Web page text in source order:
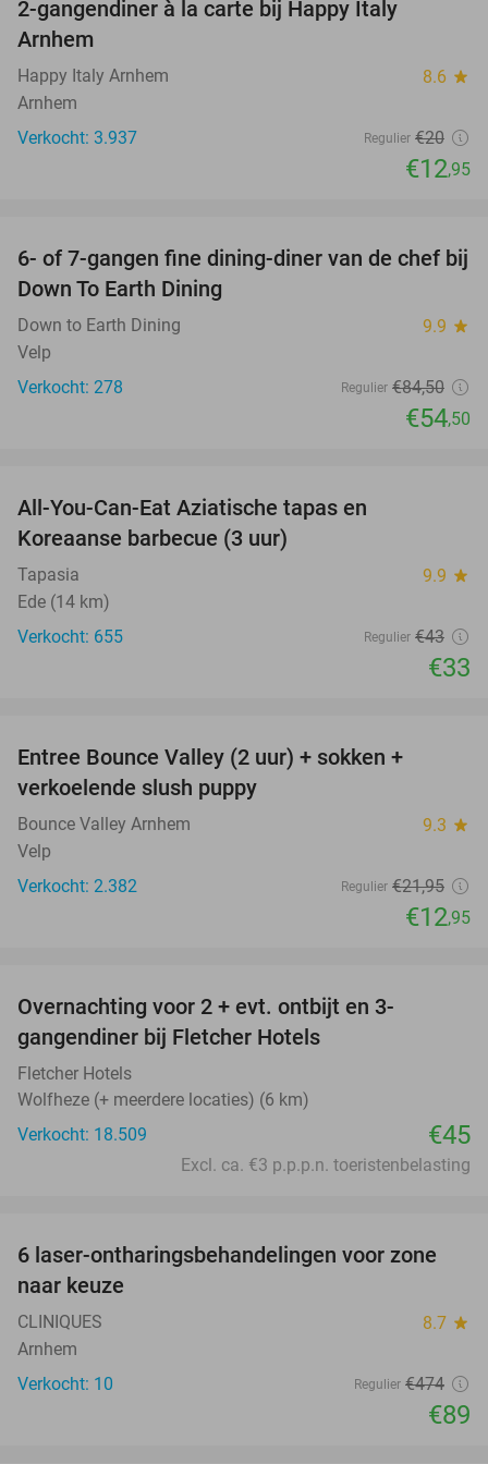
2-gangendiner à la carte bij Happy Italy
Arnhem
Happy Italy Arnhem 8.6 star
Arnhem
Verkocht: 3.937
Regulier €20
€12,95
36%
6- of 7-gangen fine dining-diner van de chef bij
Down To Earth Dining
Down to Earth Dining 9.9 star
Velp
Verkocht: 278
Regulier €84,50
€54,50
All-You-Can-Eat Aziatische tapas en
Koreaanse barbecue (3 uur)
Tapasia 9.9 star
Ede (14 km)
Verkocht: 655
Regulier €43
€33
Entree Bounce Valley (2 uur) + sokken +
verkoelende slush puppy
Bounce Valley Arnhem 9.3 star
Velp
Verkocht: 2.382
Regulier €21,95
€12,95
Overnachting voor 2 + evt. ontbijt en 3-
gangendiner bij Fletcher Hotels
Fletcher Hotels
Wolfheze (+ meerdere locaties) (6 km)
Verkocht: 18.509
€45
Excl. ca. €3 p.p.p.n. toeristenbelasting
81%
6 laser-ontharingsbehandelingen voor zone
naar keuze
CLINIQUES 8.7 star
Arnhem
Verkocht: 10
Regulier €474
€89